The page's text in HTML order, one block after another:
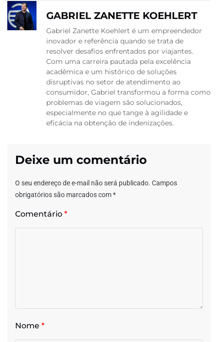
GABRIEL ZANETTE KOEHLERT
Gabriel Zanette Koehlert é um empreendedor
inovador e referência quando se trata de
resolver desafios enfrentados por viajantes.
Com uma carreira pautada pela excelência
acadêmica e um histórico de soluções
disruptivas no setor de atendimento ao
consumidor, Gabriel transformou a forma como
problemas de viagem são solucionados,
especialmente no que tange à agilidade e
eficácia na obtenção de indenizações.
Deixe um comentário
O seu endereço de e-mail não será publicado. Campos
obrigatórios são marcados com*
Comentário *
Nome *